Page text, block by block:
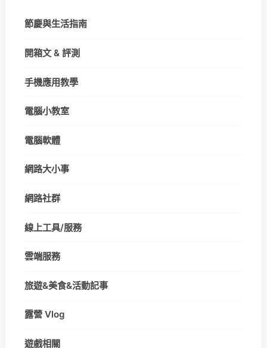
節慶與生活指南
開箱文 & 評測
手機應用教學
電腦小教室
電腦軟體
網路大小事
網路社群
線上工具/服務
雲端服務
旅遊&美食&活動記事
露營 Vlog
遊戲相關